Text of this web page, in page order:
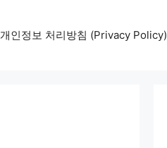
개인정보 처리방침 (Privacy Policy)